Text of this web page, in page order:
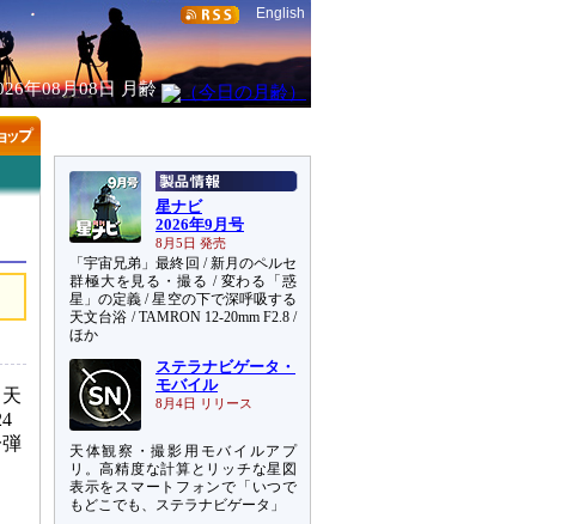
English
年08月08日 月齢
星ナビ
2026年9月号
8月5日 発売
「宇宙兄弟」最終回 / 新月のペルセ
群極大を見る・撮る / 変わる「惑
星」の定義 / 星空の下で深呼吸する
天文台浴 / TAMRON 12-20mm F2.8 /
ほか
ステラナビゲータ・
モバイル
8月4日 リリース
天体観察・撮影用モバイルアプ
リ。高精度な計算とリッチな星図
表示をスマートフォンで「いつで
もどこでも、ステラナビゲータ」